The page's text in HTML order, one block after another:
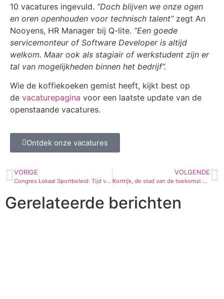
10 vacatures ingevuld. “Doch blijven we onze ogen
en oren openhouden voor technisch talent”zegt An
Nooyens, HR Manager bij Q-lite. “Een goede
servicemonteur of Software Developer is altijd
welkom. Maar ook als stagiair of werkstudent zijn er
tal van mogelijkheden binnen het bedrijf”.
Wie de koffiekoeken gemist heeft, kijkt best op
de vacaturepagina voor een laatste update van de
openstaande vacatures.
Ontdek onze vacatures
VORIGE
Congres Lokaal Sportbeleid: Tijd voor sport?
VOLGENDE
Kortrijk, de stad van de toekomst op de schermen van de toekomst
Gerelateerde berichten